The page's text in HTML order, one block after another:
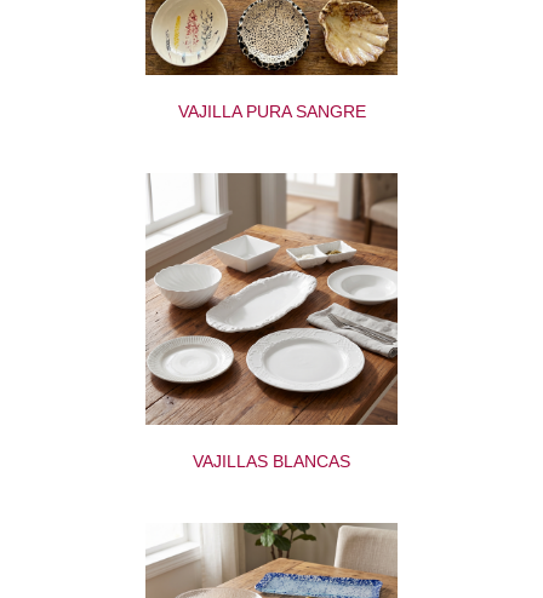
VAJILLA PURA SANGRE
VAJILLAS BLANCAS